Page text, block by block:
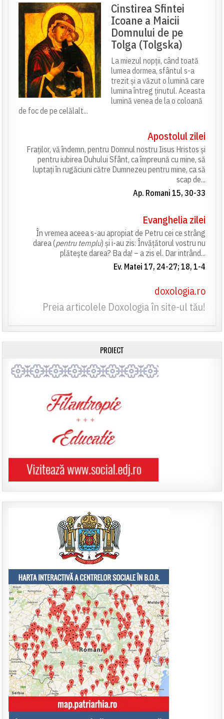
Cinstirea Sfintei
Icoane a Maicii
Domnului de pe
Tolga (Tolgska)
La miezul nopții, când toată
lumea dormea, sfântul s-a
trezit și a văzut o lumină care
lumina întreg ținutul. Aceasta
lumină venea de la o coloană
de foc de pe celălalt...
Apostolul zilei
Fraților, vă îndemn, pentru Domnul nostru Iisus Hristos și
pentru iubirea Duhului Sfânt, ca împreună cu mine, să
luptați în rugăciuni către Dumnezeu pentru mine, ca să
scap de...
Ap. Romani 15, 30-33
Evanghelia zilei
În vremea aceea s-au apropiat de Petru cei ce strâng
darea (pentru templu) și i-au zis: Învățătorul vostru nu
plătește darea? Ba da! – a zis el. Dar intrând...
Ev. Matei 17, 24-27; 18, 1-4
doxologia.ro
Preia articolele Doxologia în site-ul tău!
PROIECT